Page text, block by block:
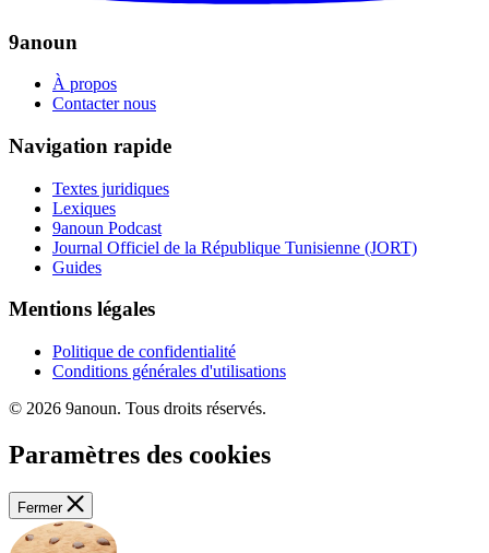
9anoun
À propos
Contacter nous
Navigation rapide
Textes juridiques
Lexiques
9anoun Podcast
Journal Officiel de la République Tunisienne (JORT)
Guides
Mentions légales
Politique de confidentialité
Conditions générales d'utilisations
© 2026 9anoun. Tous droits réservés.
Paramètres des cookies
Fermer